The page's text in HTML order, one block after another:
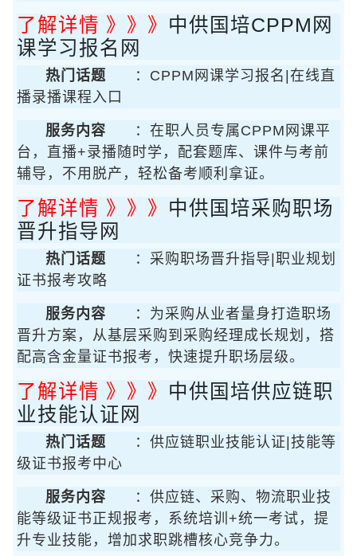
了解详情 》》》 中供国培CPPM网
课学习报名网
热门话题
：CPPM网课学习报名|在线直
播录播课程入口
服务内容
：在职人员专属CPPM网课平
台，直播+录播随时学，配套题库、课件与考前
辅导，不用脱产，轻松备考顺利拿证。
了解详情 》》》 中供国培采购职场
晋升指导网
热门话题
：采购职场晋升指导|职业规划
证书报考攻略
服务内容
：为采购从业者量身打造职场
晋升方案，从基层采购到采购经理成长规划，搭
配高含金量证书报考，快速提升职场层级。
了解详情 》》》 中供国培供应链职
业技能认证网
热门话题
：供应链职业技能认证|技能等
级证书报考中心
服务内容
：供应链、采购、物流职业技
能等级证书正规报考，系统培训+统一考试，提
升专业技能，增加求职跳槽核心竞争力。